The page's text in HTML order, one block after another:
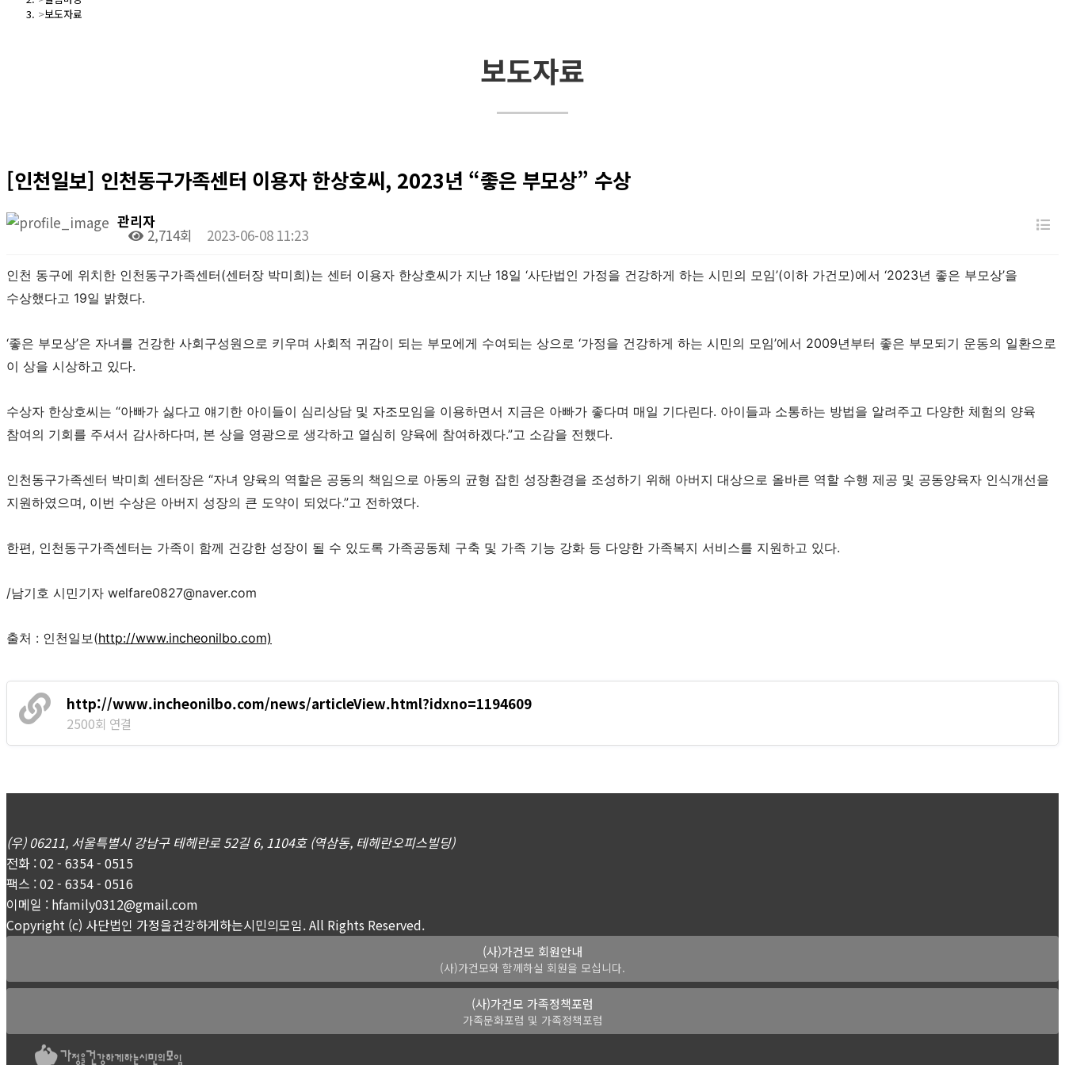
보도자료
보도자료
[인천일보] 인천동구가족센터 이용자 한상호씨, 2023년 “좋은 부모상” 수상
관리자
2,714회 2023-06-08 11:23
인천 동구에 위치한 인천동구가족센터(센터장 박미희)는 센터 이용자 한상호씨가 지난 18일 ‘사단법인 가정을 건강하게 하는 시민의 모임’(이하 가건모)에서 ‘2023년 좋은 부모상’을
수상했다고 19일 밝혔다.
‘좋은 부모상’은 자녀를 건강한 사회구성원으로 키우며 사회적 귀감이 되는 부모에게 수여되는 상으로 ‘가정을 건강하게 하는 시민의 모임’에서 2009년부터 좋은 부모되기 운동의 일환으로
이 상을 시상하고 있다.
수상자 한상호씨는 “아빠가 싫다고 얘기한 아이들이 심리상담 및 자조모임을 이용하면서 지금은 아빠가 좋다며 매일 기다린다. 아이들과 소통하는 방법을 알려주고 다양한 체험의 양육
참여의 기회를 주셔서 감사하다며, 본 상을 영광으로 생각하고 열심히 양육에 참여하겠다.”고 소감을 전했다.
인천동구가족센터 박미희 센터장은 “자녀 양육의 역할은 공동의 책임으로 아동의 균형 잡힌 성장환경을 조성하기 위해 아버지 대상으로 올바른 역할 수행 제공 및 공동양육자 인식개선을
지원하였으며, 이번 수상은 아버지 성장의 큰 도약이 되었다.”고 전하였다.
한편, 인천동구가족센터는 가족이 함께 건강한 성장이 될 수 있도록 가족공동체 구축 및 가족 기능 강화 등 다양한 가족복지 서비스를 지원하고 있다.
/남기호 시민기자 welfare0827@naver.com
출처 : 인천일보(http://www.incheonilbo.com)
http://www.incheonilbo.com/news/articleView.html?idxno=1194609
2500회 연결
(우) 06211, 서울특별시 강남구 테헤란로 52길 6, 1104호 (역삼동, 테헤란오피스빌딩)
전화 : 02 - 6354 - 0515
팩스 : 02 - 6354 - 0516
이메일 : hfamily0312@gmail.com
Copyright (c) 사단법인 가정을건강하게하는시민의모임. All Rights Reserved.
(사)가건모 회원안내
(사)가건모와 함께하실 회원을 모십니다.
(사)가건모 가족정책포럼
가족문화포럼 및 가족정책포럼